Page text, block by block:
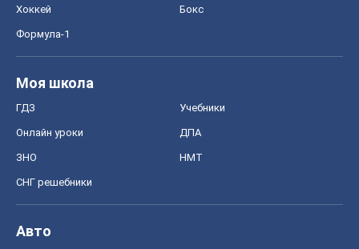
Хоккей Бокс
Формула-1
Моя школа
ГДЗ Учебники
Онлайн уроки ДПА
ЗНО НМТ
СНГ решебники
Авто